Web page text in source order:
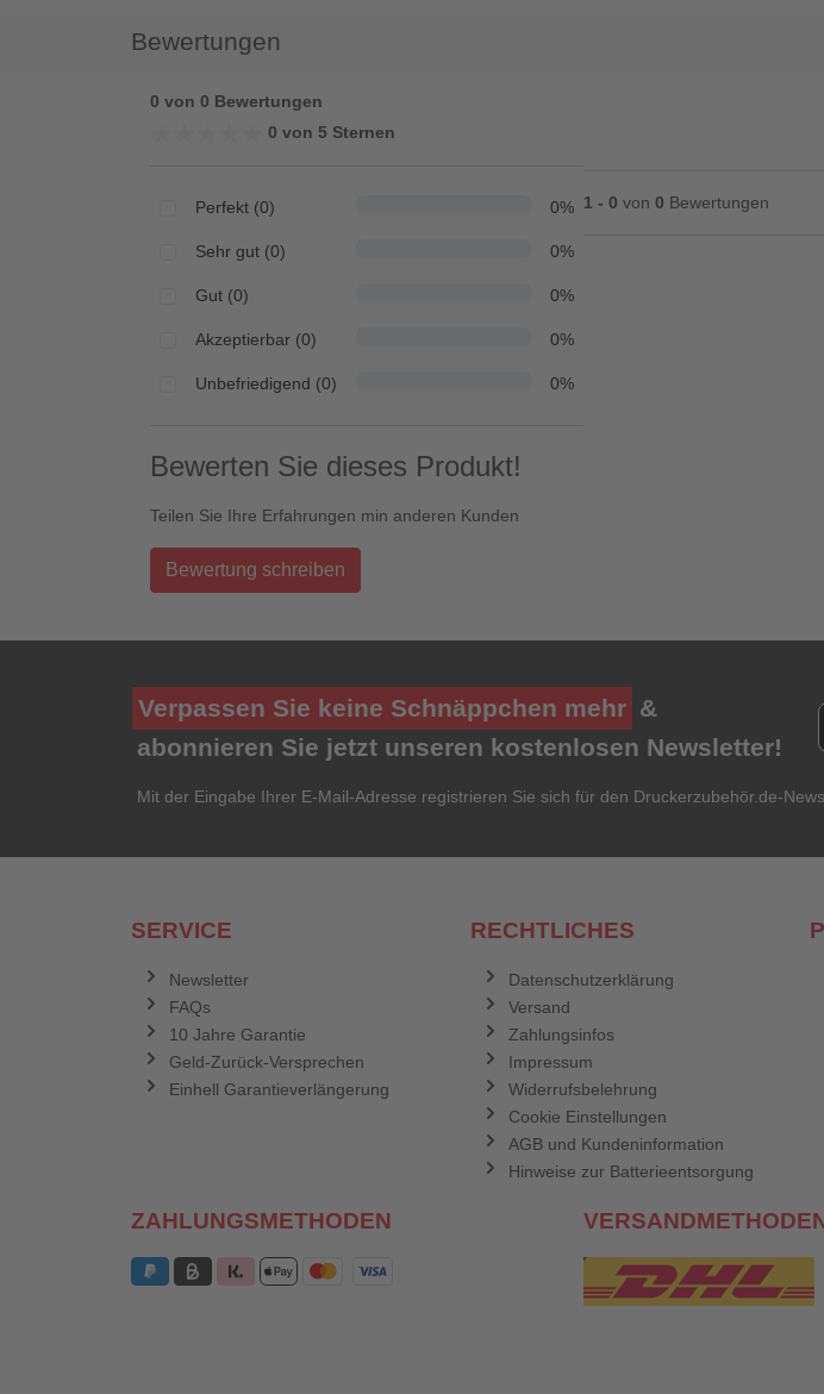
Bewertungen
0 von 0 Bewertungen
0 von 5 Sternen
Perfekt (0) 0%
Sehr gut (0) 0%
Gut (0) 0%
Akzeptierbar (0) 0%
Unbefriedigend (0) 0%
Bewerten Sie dieses Produkt!
Teilen Sie Ihre Erfahrungen min anderen Kunden
Bewertung schreiben
1 - 0 von 0 Bewertungen
Verpassen Sie keine Schnäppchen mehr &
abonnieren Sie jetzt unseren kostenlosen Newsletter!
Mit der Eingabe Ihrer E-Mail-Adresse registrieren Sie sich für den Druckerzubehör.de-
SERVICE
Newsletter
FAQs
10 Jahre Garantie
Geld-Zurück-Versprechen
Einhell Garantieverlängerung
RECHTLICHES
Datenschutzerklärung
Versand
Zahlungsinfos
Impressum
Widerrufsbelehrung
Cookie Einstellungen
AGB und Kundeninformation
Hinweise zur Batterieentsorgung
ZAHLUNGSMETHODEN